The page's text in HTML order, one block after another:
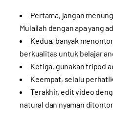
Pertama, jangan
Mulailah dengan apa yang
Kedua, banyak
berkualitas untuk belajar
Ketiga, gunakan tripod
Keempat, selalu
Terakhir, edit video
natural dan nyaman